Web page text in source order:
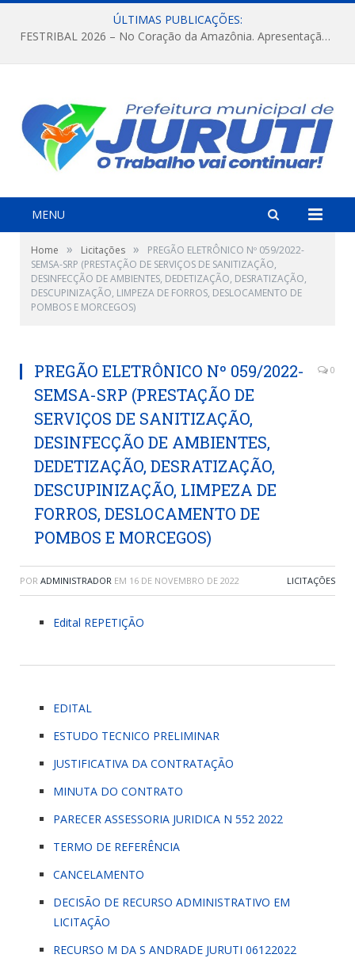
ÚLTIMAS PUBLICAÇÕES:
FESTRIBAL 2026 – No Coração da Amazônia. Apresentação da Munduruku.
MENU
Home » Licitações »
PREGÃO ELETRÔNICO Nº 059/2022-
SEMSA-SRP (PRESTAÇÃO DE SERVIÇOS DE SANITIZAÇÃO,
DESINFECÇÃO DE AMBIENTES, DEDETIZAÇÃO, DESRATIZAÇÃO,
DESCUPINIZAÇÃO, LIMPEZA DE FORROS, DESLOCAMENTO DE
POMBOS E MORCEGOS)
PREGÃO ELETRÔNICO Nº 059/2022-
SEMSA-SRP (PRESTAÇÃO DE
SERVIÇOS DE SANITIZAÇÃO,
DESINFECÇÃO DE AMBIENTES,
DEDETIZAÇÃO, DESRATIZAÇÃO,
DESCUPINIZAÇÃO, LIMPEZA DE
FORROS, DESLOCAMENTO DE
POMBOS E MORCEGOS)
0
POR ADMINISTRADOR EM 16 DE NOVEMBRO DE 2022 LICITAÇÕES
Edital REPETIÇÃO
EDITAL
ESTUDO TECNICO PRELIMINAR
JUSTIFICATIVA DA CONTRATAÇÃO
MINUTA DO CONTRATO
PARECER ASSESSORIA JURIDICA N 552 2022
TERMO DE REFERÊNCIA
CANCELAMENTO
DECISÃO DE RECURSO ADMINISTRATIVO EM
LICITAÇÃO
RECURSO M DA S ANDRADE JURUTI 06122022